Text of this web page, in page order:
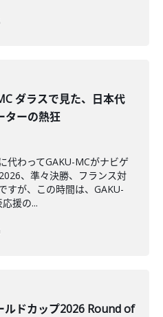
ダラスで見た、日本代
ターの熱狂
代わってGAKU-MCがナビゲ
、準々決勝、フランス対
すが、この時間は、GAKU-
援の...
ルドカップ2026 Round of